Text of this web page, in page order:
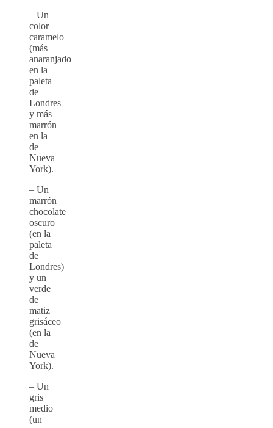
– Un
color
caramelo
(más
anaranjado
en la
paleta
de
Londres
y más
marrón
en la
de
Nueva
York).
– Un
marrón
chocolate
oscuro
(en la
paleta
de
Londres)
y un
verde
de
matiz
grisáceo
(en la
de
Nueva
York).
– Un
gris
medio
(un